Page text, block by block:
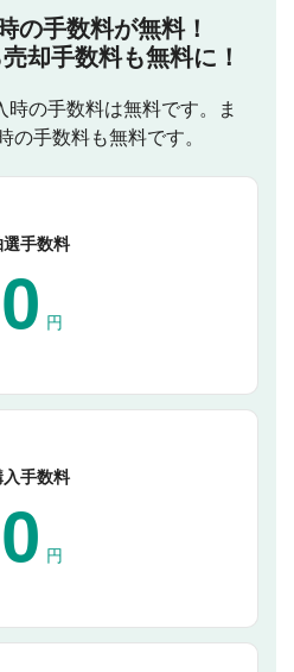
の手数料が無料！
却手数料も無料に！
時の手数料は無料です。ま
の手数料も無料です。
選手数料
0 円
入手数料
0 円